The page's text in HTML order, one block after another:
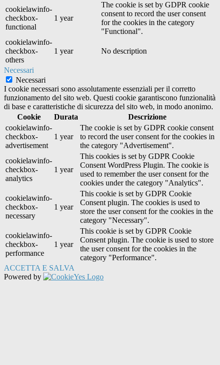
cookielawinfo-
checkbox-
functional
1 year
The cookie is set by GDPR cookie
consent to record the user consent
for the cookies in the category
"Functional".
cookielawinfo-
checkbox-
others
1 year No description
Necessari
Necessari
I cookie necessari sono assolutamente essenziali per il corretto
funzionamento del sito web. Questi cookie garantiscono funzionalità
di base e caratteristiche di sicurezza del sito web, in modo anonimo.
Cookie
Durata
Descrizione
cookielawinfo-
checkbox-
advertisement
1 year
The cookie is set by GDPR cookie consent
to record the user consent for the cookies in
the category "Advertisement".
cookielawinfo-
checkbox-
analytics
1 year
This cookies is set by GDPR Cookie
Consent WordPress Plugin. The cookie is
used to remember the user consent for the
cookies under the category "Analytics".
cookielawinfo-
checkbox-
necessary
1 year
This cookie is set by GDPR Cookie
Consent plugin. The cookies is used to
store the user consent for the cookies in the
category "Necessary".
cookielawinfo-
checkbox-
performance
1 year
This cookie is set by GDPR Cookie
Consent plugin. The cookie is used to store
the user consent for the cookies in the
category "Performance".
ACCETTA E SALVA
Powered by